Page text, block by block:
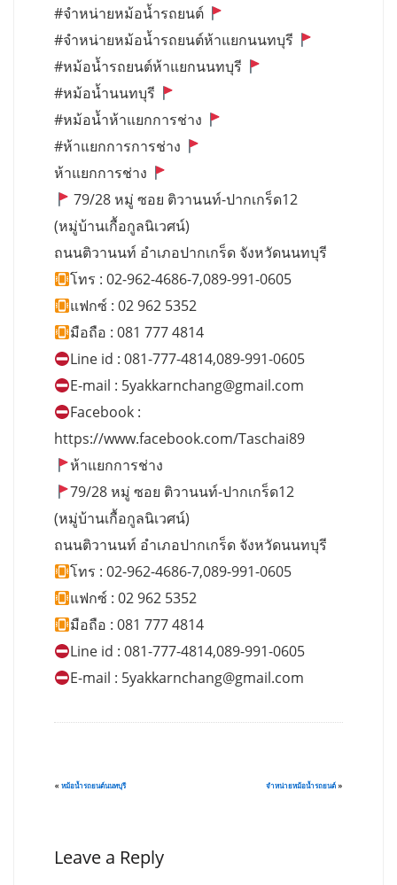
#จำหน่ายหม้อน้ำรถยนต์
#จำหน่ายหม้อน้ำรถยนต์ห้าแยกนนทบุรี
#หม้อน้ำรถยนต์ห้าแยกนนทบุรี
#หม้อน้ำนนทบุรี
#หม้อน้ำห้าแยกการช่าง
#ห้าแยกการการช่าง
ห้าแยกการช่าง
79/28 หมู่ ซอย ติวานนท์-ปากเกร็ด12
(หมู่บ้านเกื้อกูลนิเวศน์)
ถนนติวานนท์ อำเภอปากเกร็ด จังหวัดนนทบุรี
โทร : 02-962-4686-7,089-991-0605
แฟกซ์ : 02 962 5352
มือถือ : 081 777 4814
Line id : 081-777-4814,089-991-0605
E-mail : 5yakkarnchang@gmail.com
Facebook :
https://www.facebook.com/Taschai89
ห้าแยกการช่าง
79/28 หมู่ ซอย ติวานนท์-ปากเกร็ด12
(หมู่บ้านเกื้อกูลนิเวศน์)
ถนนติวานนท์ อำเภอปากเกร็ด จังหวัดนนทบุรี
โทร : 02-962-4686-7,089-991-0605
แฟกซ์ : 02 962 5352
มือถือ : 081 777 4814
Line id : 081-777-4814,089-991-0605
E-mail : 5yakkarnchang@gmail.com
« หม้อน้ำรถยนต์นนทบุรี จำหน่ายหม้อน้ำรถยนต์ »
Leave a Reply